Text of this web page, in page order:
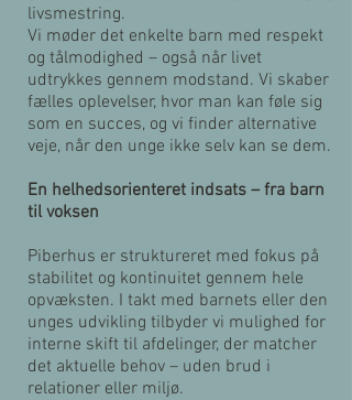
livsmestring.
Vi møder det enkelte barn med respekt
og tålmodighed – også når livet
udtrykkes gennem modstand. Vi skaber
fælles oplevelser, hvor man kan føle sig
som en succes, og vi finder alternative
veje, når den unge ikke selv kan se dem.
En helhedsorienteret indsats – fra barn
til voksen
Piberhus er struktureret med fokus på
stabilitet og kontinuitet gennem hele
opvæksten. I takt med barnets eller den
unges udvikling tilbyder vi mulighed for
interne skift til afdelinger, der matcher
det aktuelle behov – uden brud i
relationer eller miljø.